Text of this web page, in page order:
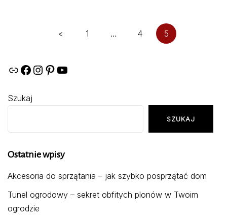
Stronicowanie
< 1 … 4 5
LinkFacebook
Instagram
Pinterest
YouTube
Szukaj
SZUKAJ
Ostatnie wpisy
Akcesoria do sprzątania – jak szybko posprzątać dom
Tunel ogrodowy – sekret obfitych plonów w Twoim
ogrodzie